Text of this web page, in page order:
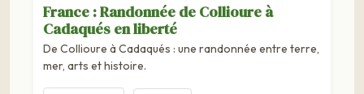
France : Randonnée de Collioure à
Cadaqués en liberté
De Collioure à Cadaqués : une randonnée entre terre,
mer, arts et histoire.